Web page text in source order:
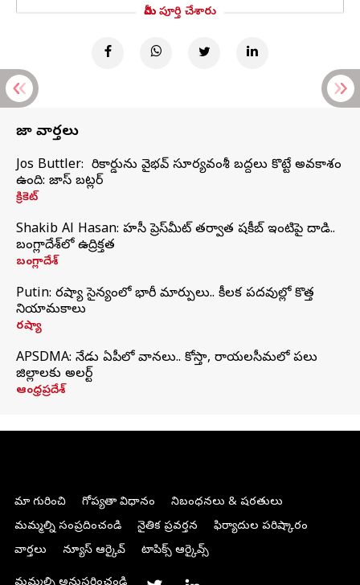
మీరు పూర్తి చేశారు
తాజా వార్తలు
Jos Buttler: నా రికార్డును వైభవ్ సూర్యవంశీ బద్దలు కొట్టే అవకాశం
ఉంది: జాస్ బట్లర్
క్రికెట్
Shakib Al Hasan: హసీనా ప్రెస్‌మీట్‌ తర్వాత షకీబ్‌ ఇంటిపై దాడి..
బంగ్లాదేశ్‌లో ఉద్రిక్తత
బంగ్లాదేశ్
Putin: రష్యా సైన్యంలో భారీ మార్పులు.. కీలక పదవుల్లో కొత్త
నియామకాలు
రష్యా
APSDMA: నేడు ఏపీలో వానలు.. కోస్తా, రాయలసీమలో పలు
జిల్లాలకు అలర్ట్
ఆంధ్రప్రదేశ్
మా గురించి గోప్యతా విధానం
నిబంధనలు & షరతులు
మమ్మల్ని సంప్రదించండి
నైతిక ప్రవర్తన
ఫిర్యాదుల పరిష్కారం
వార్తలు
న్యూస్ ఆర్కైవ్ టాపిక్స్ ఆర్కైవ్స్